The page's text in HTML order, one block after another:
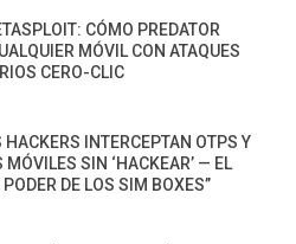
CÓMO PREDATOR
MÓVIL CON ATAQUES
CERO-CLIC
HACKERS INTERCEPTAN OTPS Y
MÓVILES SIN ‘HACKEAR’ — EL
PODER DE LOS SIM BOXES”